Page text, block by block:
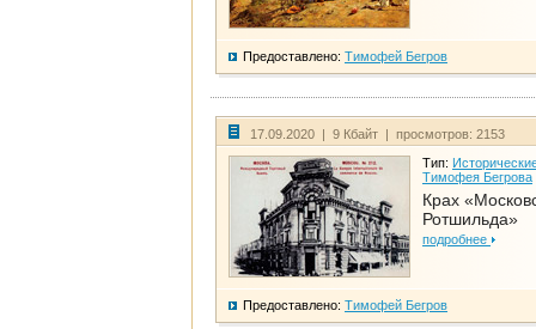
Предоставлено: Тимофей Бегров
17.09.2020 | 9 Кбайт | просмотров: 2153
Тип:
Тимофея Бегрова
Крах
Ротшильда»
подробнее
Предоставлено: Тимофей Бегров